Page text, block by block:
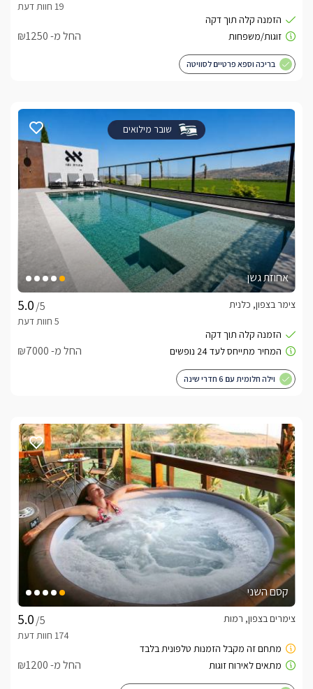
החל מ- ₪1250
בריכה וספא פרטיים לסוויטה
שובר מילואים
אחוזת גשן
/5
צימר בצפון, כלנית
החל מ- ₪7000
וילה חלומית עם 6 חדרי שינה
קסם השני
/5
צימרים בצפון, רמות
החל מ- ₪1200